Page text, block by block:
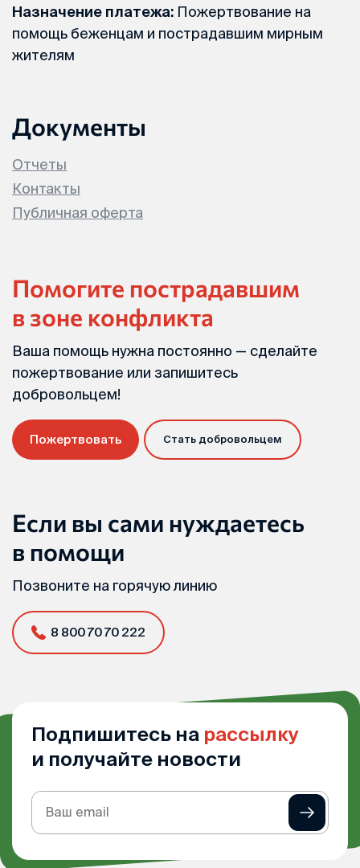
Назначение платежа: Пожертвование на
помощь беженцам и пострадавшим мирным
жителям
Документы
Отчеты
Контакты
Публичная оферта
Помогите пострадавшим
в зоне конфликта
Ваша помощь нужна постоянно — сделайте
пожертвование или запишитесь
добровольцем!
Пожертвовать Стать добровольцем
Если вы сами нуждаетесь
в помощи
Позвоните на горячую линию
8 800 70 70 222
Подпишитесь на рассылку
и получайте новости
Подписка
на